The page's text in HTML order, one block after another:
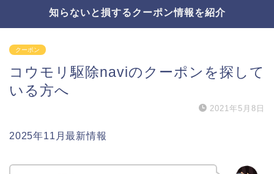
知らないと損するクーポン情報を紹介
クーポン
コウモリ駆除naviのクーポンを探して
いる方へ
2021年5月8日
2025年11月最新情報